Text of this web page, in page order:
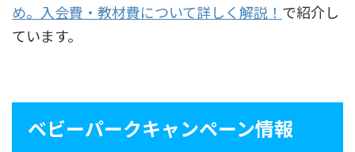
め。入会費・教材費について詳しく解説！ で紹介し
ています。
ベビーパークキャンペーン情報